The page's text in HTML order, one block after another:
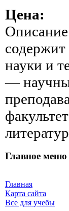
Цена:
Описание
науки и
—
Главное меню
Главная
Карта сайта
Все для учебы